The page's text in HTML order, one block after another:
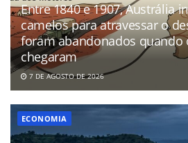
Entre 1840 e 1907, Austrália
camelos para atravessar o
foram abandonados quando
chegaram
7 DE AGOSTO DE 2026
ECONOMIA